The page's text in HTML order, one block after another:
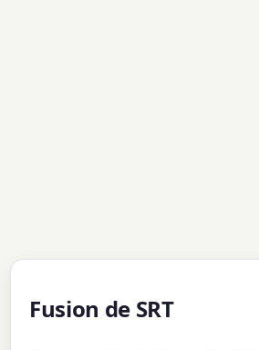
Fusion de SRT